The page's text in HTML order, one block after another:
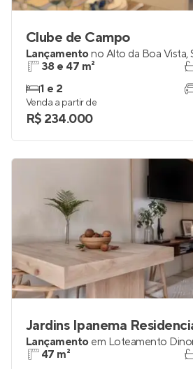
Clube de Campo
Lançamentono Alto da Boa Vista,
38 e 47 m²
1 e 2
Venda a partir de
R$ 234.000
Jardins Ipanema
Lançamento em Loteamento
47 m²